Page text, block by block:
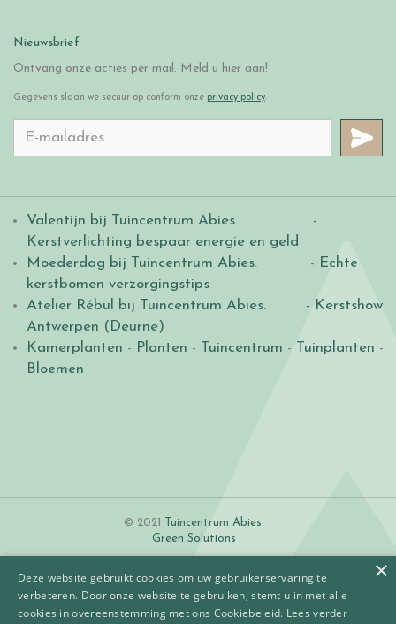
Nieuwsbrief
Ontvang onze acties per mail. Meld u hier aan!
Gegevens slaan we secuur op conform onze privacy policy.
Valentijn bij Tuincentrum Abies.
-
Kerstverlichting bespaar energie en geld
Moederdag bij Tuincentrum Abies. - Echte
kerstbomen verzorgingstips
Atelier Rébul bij Tuincentrum Abies.
- Kerstshow
Antwerpen (Deurne)
Kamerplanten - Planten - Tuincentrum - Tuinplanten -
Bloemen
© 2021 Tuincentrum Abies.
Green Solutions
×
Deze website gebruikt cookies om uw gebruikerservaring te
verbeteren. Door onze website te gebruiken, stemt u in met alle
cookies in overeenstemming met ons Cookiebeleid. Lees verder